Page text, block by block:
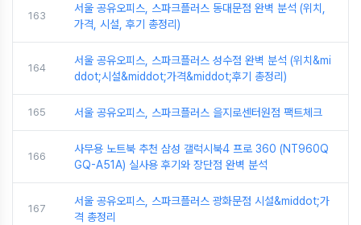
163
서울 공유오피스, 스파크플러스 동대문점 완벽 분석 (위치,
가격, 시설, 후기 총정리)
164
서울 공유오피스, 스파크플러스 성수점 완벽 분석 (위치&mi
ddot;시설&middot;가격&middot;후기 총정리)
165 서울 공유오피스, 스파크플러스 을지로센터원점 팩트체크
166
사무용 노트북 추천 삼성 갤럭시북4 프로 360 (NT960Q
GQ-A51A) 실사용 후기와 장단점 완벽 분석
167
서울 공유오피스, 스파크플러스 광화문점 시설&middot;가
격 총정리